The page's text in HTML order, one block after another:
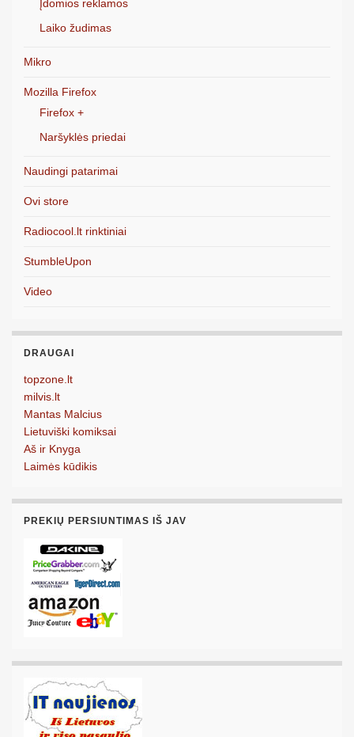
Įdomios reklamos
Laiko žudimas
Mikro
Mozilla Firefox
Firefox +
Naršyklės priedai
Naudingi patarimai
Ovi store
Radiocool.lt rinktiniai
StumbleUpon
Video
DRAUGAI
topzone.lt
milvis.lt
Mantas Malcius
Lietuviški komiksai
Aš ir Knyga
Laimės kūdikis
PREKIŲ PERSIUNTIMAS IŠ JAV